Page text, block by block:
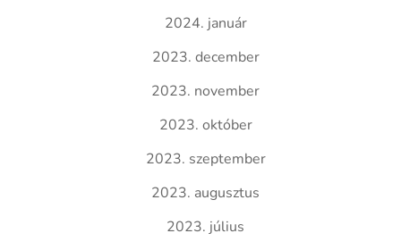
2024. január
2023. december
2023. november
2023. október
2023. szeptember
2023. augusztus
2023. július